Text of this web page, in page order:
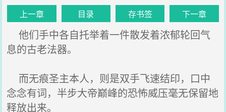
上一章 目录 存书签 下一章
他们手中各自托举着一件散发着浓郁轮回气
息的古老法器。
而无痕圣主本人，则是双手飞速结印，口中
念念有词，半步大帝巅峰的恐怖威压毫无保留地
释放出来。